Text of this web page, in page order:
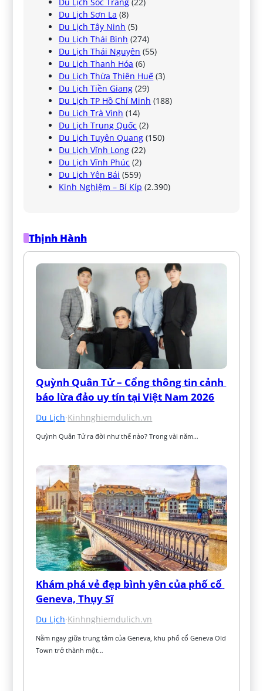
Du Lịch Sơn La (8)
Du Lịch Tây Ninh (5)
Du Lịch Thái Bình (274)
Du Lịch Thái Nguyên (55)
Du Lịch Thanh Hóa (6)
Du Lịch Thừa Thiên Huế (3)
Du Lịch Tiền Giang (29)
Du Lịch TP Hồ Chí Minh (188)
Du Lịch Trà Vinh (14)
Du Lịch Trung Quốc (2)
Du Lịch Tuyên Quang (150)
Du Lịch Vĩnh Long (22)
Du Lịch Vĩnh Phúc (2)
Du Lịch Yên Bái (559)
Kinh Nghiệm – Bí Kíp (2.390)
Thịnh Hành
Quỳnh Quân Tử – Cổng thông tin cảnh
báo lừa đảo uy tín tại Việt Nam 2026
Du Lịch·Kinhnghiemdulich.vn
Quỳnh Quân Tử ra đời như thế nào? Trong vài năm…
Khám phá vẻ đẹp bình yên của phố cổ
Geneva, Thụy Sĩ
Du Lịch·Kinhnghiemdulich.vn
Nằm ngay giữa trung tâm của Geneva, khu phố cổ Geneva Old
Town trở thành một…